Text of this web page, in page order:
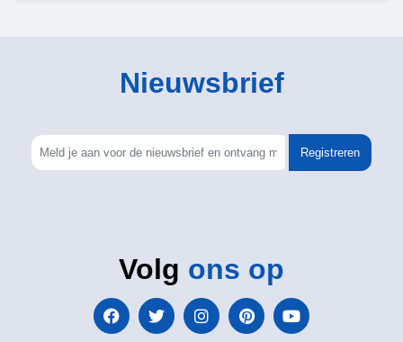
Nieuwsbrief
Registreren
Volg ons op